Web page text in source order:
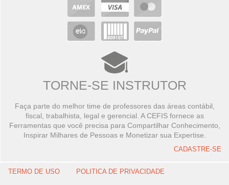
TORNE-SE INSTRUTOR
Faça parte do melhor time de professores das áreas contábil,
fiscal, trabalhista, legal e gerencial. A CEFIS fornece as
Ferramentas que você precisa para Compartilhar Conhecimento,
Inspirar Milhares de Pessoas e Monetizar sua Expertise.
CADASTRE-SE
TERMO DE USO POLITICA DE PRIVACIDADE